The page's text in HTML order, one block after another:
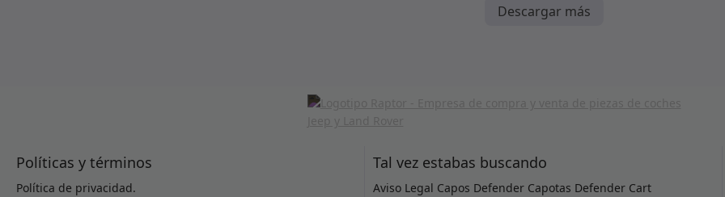
Descargar más
Políticas y términos
Política de privacidad.
Tal vez estabas buscando
Aviso Legal Capos Defender Capotas Defender Cart